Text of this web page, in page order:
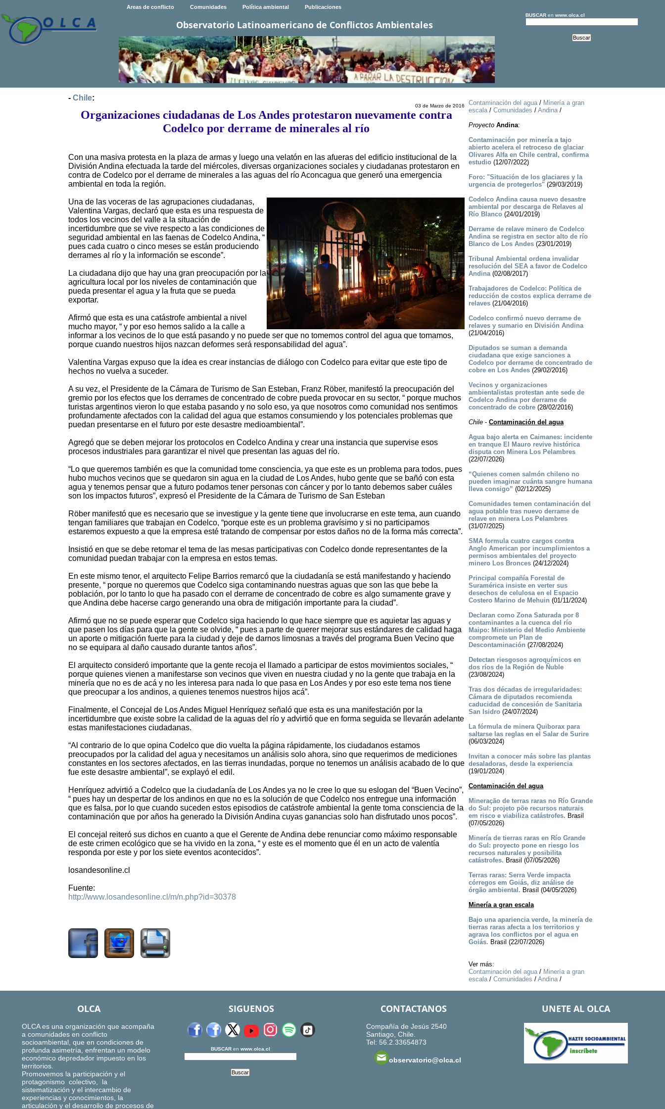
Areas de conflicto Comunidades Política ambiental Publicaciones
Observatorio Latinoamericano de Conflictos Ambientales
BUSCARen www.olca.cl
- Chile:
03 de Marzo de 2016
Organizaciones ciudadanas de Los Andes protestaron nuevamente contra
Codelco por derrame de minerales al río
Con una masiva protesta en la plaza de armas y luego una velatón en las afueras del edificio institucional de la
División Andina efectuada la tarde del miércoles, diversas organizaciones sociales y ciudadanas protestaron en
contra de Codelco por el derrame de minerales a las aguas del río Aconcagua que generó una emergencia
ambiental en toda la región.
Una de las voceras de las agrupaciones ciudadanas,
Valentina Vargas, declaró que esta es una respuesta de
todos los vecinos del valle a la situación de
incertidumbre que se vive respecto a las condiciones de
seguridad ambiental en las faenas de Codelco Andina, “
pues cada cuatro o cinco meses se están produciendo
derrames al río y la información se esconde”.
La ciudadana dijo que hay una gran preocupación por la
agricultura local por los niveles de contaminación que
pueda presentar el agua y la fruta que se pueda
exportar.
Afirmó que esta es una catástrofe ambiental a nivel
mucho mayor, “ y por eso hemos salido a la calle a
informar a los vecinos de lo que está pasando y no puede ser que no tomemos control del agua que tomamos,
porque cuando nuestros hijos nazcan deformes será responsabilidad del agua”.
Valentina Vargas expuso que la idea es crear instancias de diálogo con Codelco para evitar que este tipo de
hechos no vuelva a suceder.
A su vez, el Presidente de la Cámara de Turismo de San Esteban, Franz Röber, manifestó la preocupación del
gremio por los efectos que los derrames de concentrado de cobre pueda provocar en su sector, “ porque muchos
turistas argentinos vieron lo que estaba pasando y no solo eso, ya que nosotros como comunidad nos sentimos
profundamente afectados con la calidad del agua que estamos consumiendo y los potenciales problemas que
puedan presentarse en el futuro por este desastre medioambiental”.
Agregó que se deben mejorar los protocolos en Codelco Andina y crear una instancia que supervise esos
procesos industriales para garantizar el nivel que presentan las aguas del río.
“Lo que queremos también es que la comunidad tome consciencia, ya que este es un problema para todos, pues
hubo muchos vecinos que se quedaron sin agua en la ciudad de Los Andes, hubo gente que se bañó con esta
agua y tenemos pensar que a futuro podamos tener personas con cáncer y por lo tanto debemos saber cuáles
son los impactos futuros”, expresó el Presidente de la Cámara de Turismo de San Esteban
Röber manifestó que es necesario que se investigue y la gente tiene que involucrarse en este tema, aun cuando
tengan familiares que trabajan en Codelco, “porque este es un problema gravísimo y si no participamos
estaremos expuesto a que la empresa esté tratando de compensar por estos daños no de la forma más correcta”.
Insistió en que se debe retomar el tema de las mesas participativas con Codelco donde representantes de la
comunidad puedan trabajar con la empresa en estos temas.
En este mismo tenor, el arquitecto Felipe Barrios remarcó que la ciudadanía se está manifestando y haciendo
presente, “ porque no queremos que Codelco siga contaminando nuestras aguas que son las que bebe la
población, por lo tanto lo que ha pasado con el derrame de concentrado de cobre es algo sumamente grave y
que Andina debe hacerse cargo generando una obra de mitigación importante para la ciudad”.
Afirmó que no se puede esperar que Codelco siga haciendo lo que hace siempre que es aquietar las aguas y
que pasen los días para que la gente se olvide, “ pues a parte de querer mejorar sus estándares de calidad haga
un aporte o mitigación fuerte para la ciudad y deje de darnos limosnas a través del programa Buen Vecino que
no se equipara al daño causado durante tantos años”.
El arquitecto consideró importante que la gente recoja el llamado a participar de estos movimientos sociales, “
porque quienes vienen a manifestarse son vecinos que viven en nuestra ciudad y no la gente que trabaja en la
minería que no es de acá y no les interesa para nada lo que pasa en Los Andes y por eso este tema nos tiene
que preocupar a los andinos, a quienes tenemos nuestros hijos acá”.
Finalmente, el Concejal de Los Andes Miguel Henríquez señaló que esta es una manifestación por la
incertidumbre que existe sobre la calidad de la aguas del río y advirtió que en forma seguida se llevarán adelante
estas manifestaciones ciudadanas.
“Al contrario de lo que opina Codelco que dio vuelta la página rápidamente, los ciudadanos estamos
preocupados por la calidad del agua y necesitamos un análisis solo ahora, sino que requerimos de mediciones
constantes en los sectores afectados, en las tierras inundadas, porque no tenemos un análisis acabado de lo que
fue este desastre ambiental”, se explayó el edil.
Henríquez advirtió a Codelco que la ciudadanía de Los Andes ya no le cree lo que su eslogan del “Buen Vecino”,
“ pues hay un despertar de los andinos en que no es la solución de que Codelco nos entregue una información
que es falsa, por lo que cuando suceden estos episodios de catástrofe ambiental la gente toma consciencia de la
contaminación que por años ha generado la División Andina cuyas ganancias solo han disfrutado unos pocos”.
El concejal reiteró sus dichos en cuanto a que el Gerente de Andina debe renunciar como máximo responsable
de este crimen ecológico que se ha vivido en la zona, “ y este es el momento que él en un acto de valentía
responda por este y por los siete eventos acontecidos”.
losandesonline.cl
Fuente:
http://www.losandesonline.cl/m/n.php?id=30378
Contaminación del agua/ Minería a gran
escala/ Comunidades / Andina/
Proyecto Andina:
Contaminación por minería a tajo
abierto acelera el retroceso de glaciar
Olivares Alfa en Chile central, confirma
estudio(12/07/2022)
Foro: "Situación de los glaciares y la
urgencia de protegerlos"(29/03/2019)
Codelco Andina causa nuevo desastre
ambiental por descarga de Relaves al
Río Blanco(24/01/2019)
Derrame de relave minero de Codelco
Andina se registra en sector alto de río
Blanco de Los Andes(23/01/2019)
Tribunal Ambiental ordena invalidar
resolución del SEA a favor de Codelco
Andina(02/08/2017)
Trabajadores de Codelco: Política de
reducción de costos explica derrame de
relaves(21/04/2016)
Codelco confirmó nuevo derrame de
relaves y sumario en División Andina
(21/04/2016)
Diputados se suman a demanda
ciudadana que exige sanciones a
Codelco por derrame de concentrado de
cobre en Los Andes(29/02/2016)
Vecinos y organizaciones
ambientalistas protestan ante sede de
Codelco Andina por derrame de
concentrado de cobre(28/02/2016)
Chile- Contaminación del agua
Agua bajo alerta en Caimanes: incidente
en tranque El Mauro revive histórica
disputa con Minera Los Pelambres
(22/07/2026)
“Quienes comen salmón chileno no
pueden imaginar cuánta sangre humana
lleva consigo” (02/12/2025)
Comunidades temen contaminación del
agua potable tras nuevo derrame de
relave en minera Los Pelambres
(31/07/2025)
SMA formula cuatro cargos contra
Anglo American por incumplimientos a
permisos ambientales del proyecto
minero Los Bronces(24/12/2024)
Principal compañía Forestal de
Suramérica insiste en verter sus
desechos de celulosa en el Espacio
Costero Marino de Mehuin (01/11/2024)
Declaran como Zona Saturada por 8
contaminantes a la cuenca del río
Maipo: Ministerio del Medio Ambiente
compromete un Plan de
Descontaminación (27/08/2024)
Detectan riesgosos agroquímicos en
dos ríos de la Región de Ñuble
(23/08/2024)
Tras dos décadas de irregularidades:
Cámara de diputados recomienda
caducidad de concesión de Sanitaria
San Isidro(24/07/2024)
La fórmula de minera Quiborax para
saltarse las reglas en el Salar de Surire
(06/03/2024)
Invitan a conocer más sobre las plantas
desaladoras, desde la experiencia
(19/01/2024)
Contaminación del agua
Mineração de terras raras no Río Grande
do Sul: projeto põe recursos naturais
em risco e viabiliza catástrofes. Brasil
(07/05/2026)
Minería de tierras raras en Río Grande
do Sul: proyecto pone en riesgo los
recursos naturales y posibilita
catástrofes. Brasil (07/05/2026)
Terras raras: Serra Verde impacta
córregos em Goiás, diz análise de
órgão ambiental. Brasil (04/05/2026)
Minería a gran escala
Bajo una apariencia verde, la minería de
tierras raras afecta a los territorios y
agrava los conflictos por el agua en
Goiás. Brasil (22/07/2026)
Ver más:
Contaminación del agua/ Minería a gran
escala/ Comunidades / Andina/
OLCA
OLCA es una organización que acompaña
a comunidades en conflicto
socioambiental, que en condiciones de
profunda asimetría, enfrentan un modelo
económico depredador impuesto en los
territorios.
Promovemos la participación y el
protagonismo colectivo, la
sistematización y el intercambio de
experiencias y conocimientos, la
articulación y el desarrollo de procesos de
SIGUENOS
BUSCARen www.olca.cl
CONTACTANOS
Compañía de Jesús 2540
Santiago, Chile.
Tel: 56.2.33654873
observatorio@olca.cl
UNETE AL OLCA